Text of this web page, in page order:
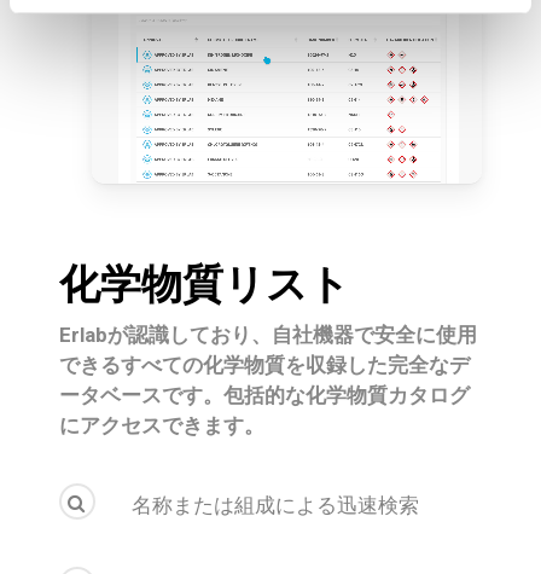
化学物質リスト
Erlabが認識しており、自社機器で安全に使用
できるすべての化学物質を収録した完全なデ
ータベースです。包括的な化学物質カタログ
にアクセスできます。
名称または組成による迅速検索